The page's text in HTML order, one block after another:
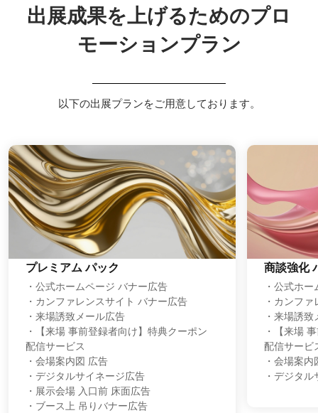
出展成果を上げるためのプロ
モーションプラン
以下の出展プランをご用意しております。
プレミアム パック
・公式ホームページ バナー広告
・カンファレンスサイト バナー広告
・来場誘致メール広告
・【来場 事前登録者向け】特典クーポン
配信サービス
・会場案内図 広告
・デジタルサイネージ広告
・展示会場 入口前 床面広告
・ブース上 吊りバナー広告
商談強化
・公式ホ
・カンフ
・来場誘
・【来場
配信サービ
・会場案
・デジタ